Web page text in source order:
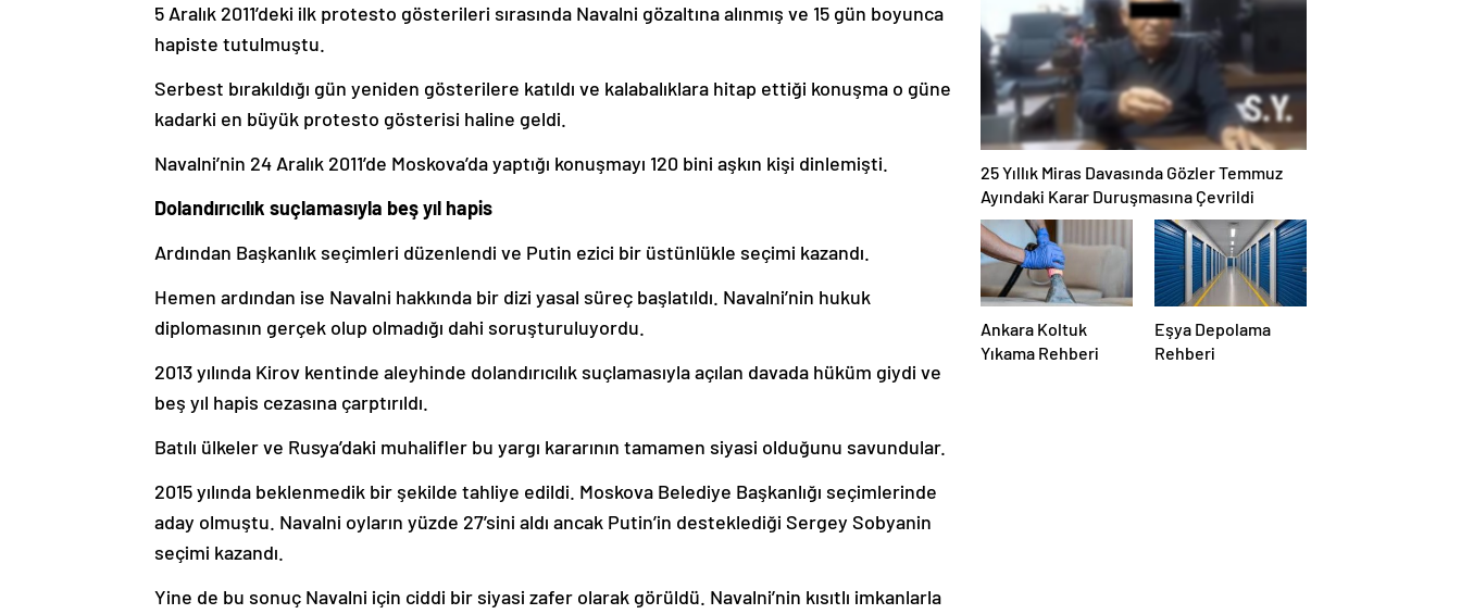
5 Aralık 2011’deki ilk protesto gösterileri sırasında Navalni gözaltına alınmış ve 15 gün boyunca
hapiste tutulmuştu.
Serbest bırakıldığı gün yeniden gösterilere katıldı ve kalabalıklara hitap ettiği konuşma o güne
kadarki en büyük protesto gösterisi haline geldi.
Navalni’nin 24 Aralık 2011’de Moskova’da yaptığı konuşmayı 120 bini aşkın kişi dinlemişti.
Dolandırıcılık suçlamasıyla beş yıl hapis
Ardından Başkanlık seçimleri düzenlendi ve Putin ezici bir üstünlükle seçimi kazandı.
Hemen ardından ise Navalni hakkında bir dizi yasal süreç başlatıldı. Navalni’nin hukuk
diplomasının gerçek olup olmadığı dahi soruşturuluyordu.
2013 yılında Kirov kentinde aleyhinde dolandırıcılık suçlamasıyla açılan davada hüküm giydi ve
beş yıl hapis cezasına çarptırıldı.
Batılı ülkeler ve Rusya’daki muhalifler bu yargı kararının tamamen siyasi olduğunu savundular.
2015 yılında beklenmedik bir şekilde tahliye edildi. Moskova Belediye Başkanlığı seçimlerinde
aday olmuştu. Navalni oyların yüzde 27’sini aldı ancak Putin’in desteklediği Sergey Sobyanin
seçimi kazandı.
Yine de bu sonuç Navalni için ciddi bir siyasi zafer olarak görüldü. Navalni’nin kısıtlı imkanlarla
Ürünleri
25 Yıllık Miras Davasında Gözler Temmuz
Ayındaki Karar Duruşmasına Çevrildi
Ankara Koltuk
Yıkama Rehberi
Eşya Depolama
Rehberi